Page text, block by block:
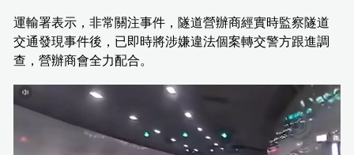
運輸署表示，非常關注事件，隧道營辦商經實時監察隧道
交通發現事件後，已即時將涉嫌違法個案轉交警方跟進調
查，營辦商會全力配合。